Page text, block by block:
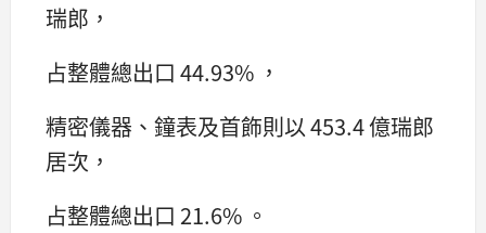
瑞郎，
占整體總出口 44.93% ，
精密儀器、鐘表及首飾則以 453.4 億瑞郎
居次，
占整體總出口 21.6% 。